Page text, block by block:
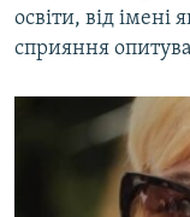
освіти, від
сприяння